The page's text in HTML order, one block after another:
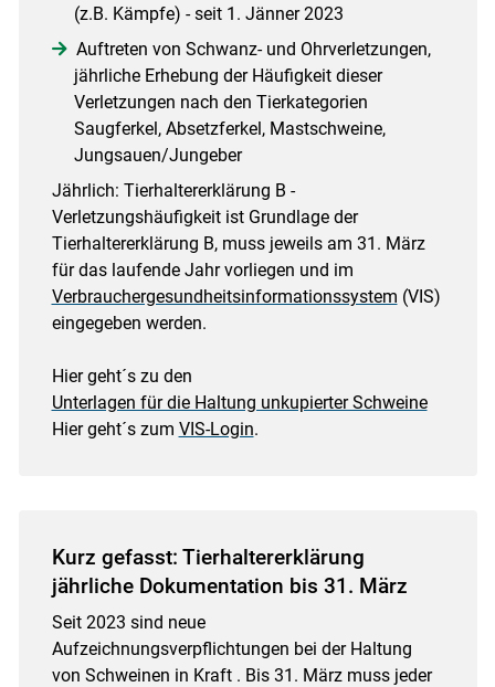
(z.B. Kämpfe) - seit 1. Jänner 2023
Auftreten von Schwanz- und Ohrverletzungen,
jährliche Erhebung der Häufigkeit dieser
Verletzungen nach den Tierkategorien
Saugferkel, Absetzferkel, Mastschweine,
Jungsauen/Jungeber
Jährlich: Tierhaltererklärung B -
Verletzungshäufigkeit ist Grundlage der
Tierhaltererklärung B, muss jeweils am 31. März
für das laufende Jahr vorliegen und im
Verbrauchergesundheitsinformationssystem (VIS)
eingegeben werden.
Hier geht´s zu den
Unterlagen für die Haltung unkupierter Schweine
Hier geht´s zum VIS-Login.
Kurz gefasst: Tierhaltererklärung
jährliche Dokumentation bis 31. März
Seit 2023 sind neue
Aufzeichnungsverpflichtungen bei der Haltung
von Schweinen in Kraft . Bis 31. März muss jeder